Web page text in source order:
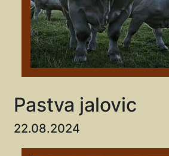
Pastva jalovic
22.08.2024